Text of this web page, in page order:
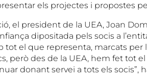
els projectes i propostes
el president de la UEA, Joan
dipositada pels socis a
el que representa, marcats per
però des de la UEA, hem fet tot
donant servei a tots els socis”,